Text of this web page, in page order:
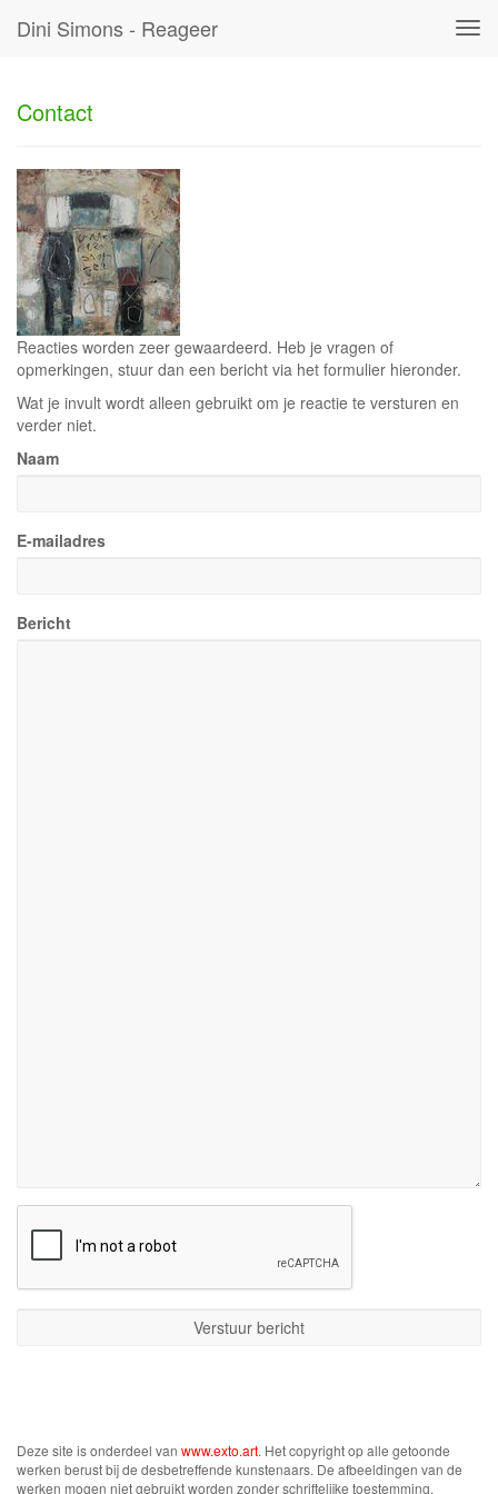
Dini Simons - Reageer
Contact
Reacties worden zeer gewaardeerd. Heb je vragen of
opmerkingen, stuur dan een bericht via het formulier hieronder.
Wat je invult wordt alleen gebruikt om je reactie te versturen en
verder niet.
Naam
E-mailadres
Bericht
Deze site is onderdeel van www.exto.art. Het copyright op alle getoonde
werken berust bij de desbetreffende kunstenaars. De afbeeldingen van de
werken mogen niet gebruikt worden zonder schriftelijke toestemming.